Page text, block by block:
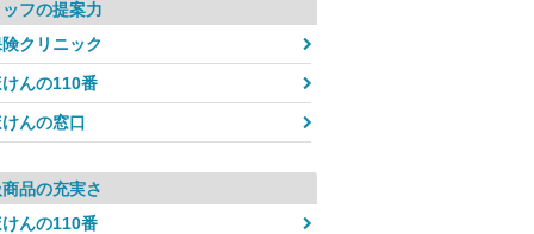
ッフの提案力
クリニック
んの110番
んの窓口
品の充実さ
んの110番